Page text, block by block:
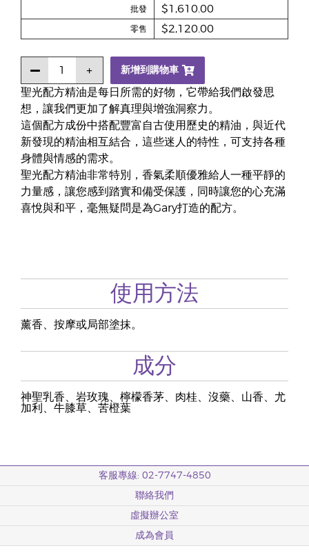
聖光配方精油是每日所需的好物，它帶給我們啟發思
想，讓我們更加了解真理與增強洞察力。
這個配方成份中搭配豐富自古使用歷史的精油，與近代
新發現的精油相互結合，這些迷人的特性，可支持各種
身體與情感的需求。
聖光配方精油非常特別，香氣柔順優雅給人一種平靜的
力量感，讓您感到踏實和備受保護，同時讓您的心充滿
喜悅與和平，毫無疑問是為Gary打造的配方。
批發 $1,610.00
零售 $2,120.00
新增到購物車
使用方法
薰香、按摩或局部塗抹。
成分
神聖乳香、岩玫瑰、檸檬香茅、肉桂、沒藥、山香、尤
加利、牛膝草、苦橙葉
客服專線: 02-7747-4850
聯絡我們
虛擬辦公室
成為會員